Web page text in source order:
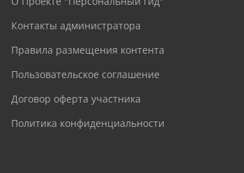
Контакты администратора
Правила размещения контента
Пользовательское соглашение
Договор оферта участника
Политика конфиденциальности